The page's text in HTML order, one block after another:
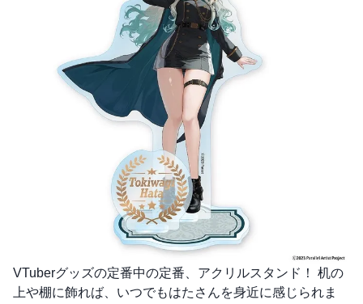
VTuberグッズの定番中の定番、アクリルスタンド！ 机の
上や棚に飾れば、いつでもはたさんを身近に感じられま